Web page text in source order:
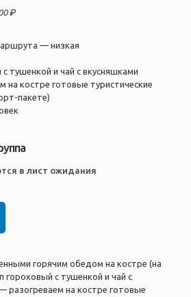
₽
— низкая
тушенкой и чай с вкусняшками
на костре готовые туристические
пакете)
в лист ожидания
горячим обедом на костре (на
с тушенкой и чай с
разогреваем на костре готовые